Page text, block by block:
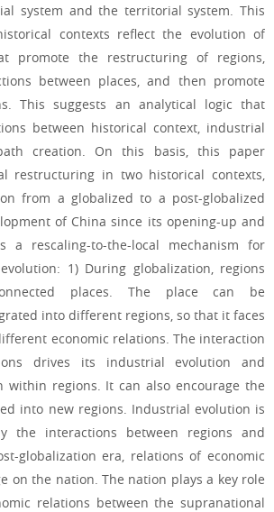
system and the territorial system. This
contexts reflect the evolution of
promote the restructuring of regions,
between places, and then promote
This suggests an analytical logic that
between historical context, industrial
creation. On this basis, this paper
restructuring in two historical contexts,
from a globalized to a post-globalized
of China since its opening-up and
a rescaling-to-the-local mechanism for
1) During globalization, regions
places. The place can be
into different regions, so that it faces
economic relations. The interaction
drives its industrial evolution and
within regions. It can also encourage the
into new regions. Industrial evolution is
the interactions between regions and
globalization era, relations of economic
on the nation. The nation plays a key role
relations between the supranational